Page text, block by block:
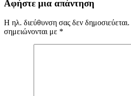
Αφήστε μια απάντηση
Η ηλ. διεύθυνση σας δεν δημοσιεύεται.
σημειώνονται με *